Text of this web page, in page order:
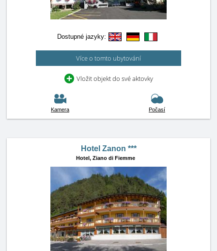
Dostupné jazyky:
Více o tomto ubytování
Vložit objekt do své aktovky
Kamera Počasí
Hotel Zanon ***
Hotel, Ziano di Fiemme